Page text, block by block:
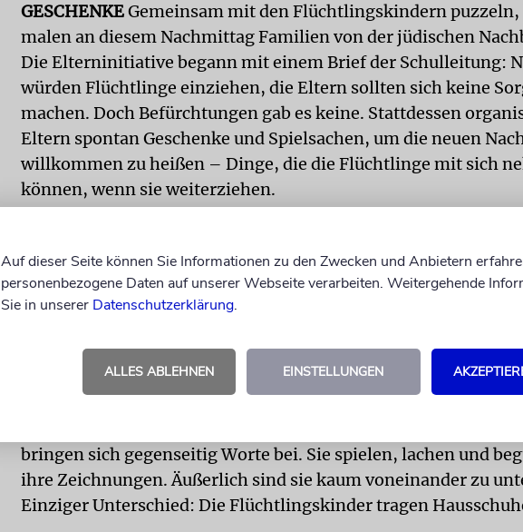
GESCHENKEGemeinsam mit den Flüchtlingskindern
malen an diesem Nachmittag Familien von der jüdischen
Die Elterninitiative begann mit einem Brief der Schulleitung:
würden Flüchtlinge einziehen, die Eltern sollten sich keine
machen. Doch Befürchtungen gab es keine. Stattdessen
Eltern spontan Geschenke und Spielsachen, um die neuen
willkommen zu heißen – Dinge, die die Flüchtlinge mit sich
können, wenn sie weiterziehen.
deren jüngste Tochter die Gemeindeschule besucht. »In den
Kriegsgebieten mussten die Menschen ja alles zurücklassen.«
beäugen sich die Kinder noch eher schüchtern. Dann fangen
bringen sich gegenseitig Worte bei. Sie spielen, lachen und
ihre Zeichnungen. Äußerlich sind sie kaum voneinander zu
Einziger Unterschied: Die Flüchtlingskinder tragen
Auf dieser Seite können Sie Informationen zu den Zwecken und Anbietern
personenbezogene Daten auf unserer Webseite verarbeiten. Weitergehende
Sie in unserer Datenschutzerklärung.
ALLES ABLEHNEN EINSTELLUNGEN